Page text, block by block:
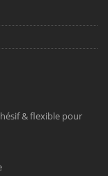
& flexible pour